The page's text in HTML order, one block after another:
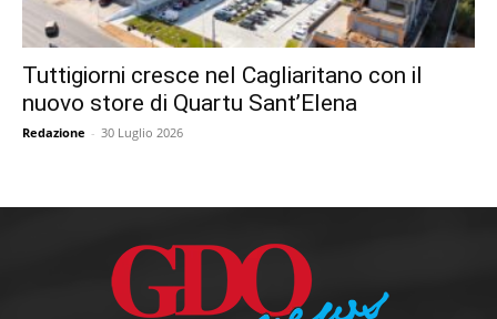
Tuttigiorni cresce nel Cagliaritano con il
nuovo store di Quartu Sant’Elena
Redazione - 30 Luglio 2026